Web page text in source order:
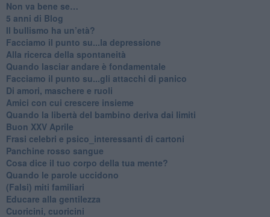
Non va bene se…
​5 anni di Blog
​Il bullismo ha un’età?
Facciamo il punto su...la depressione
​Alla ricerca della spontaneità
​Quando lasciar andare è fondamentale
Facciamo il punto su...gli attacchi di panico
Di amori, maschere e ruoli
​Amici con cui crescere insieme
​Quando la libertà del bambino deriva dai limiti
Buon XXV Aprile
​Frasi celebri e psico_interessanti di cartoni
​Panchine rosso sangue
​Cosa dice il tuo corpo della tua mente?
​Quando le parole uccidono
​(Falsi) miti familiari
​Educare alla gentilezza
​Cuoricini, cuoricini